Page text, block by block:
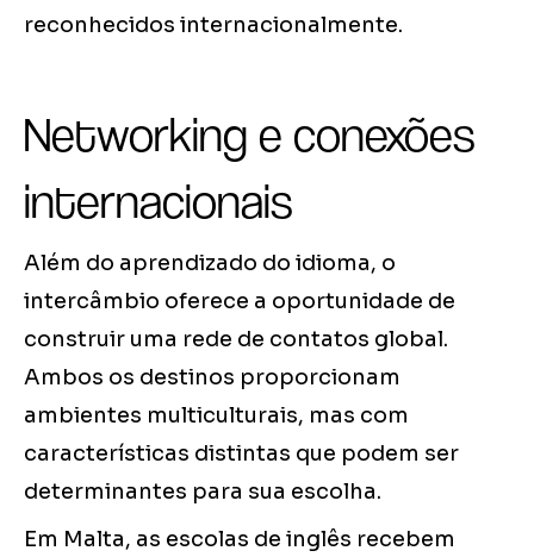
reconhecidos internacionalmente.
Networking e conexões
internacionais
Além do aprendizado do idioma, o
intercâmbio oferece a oportunidade de
construir uma rede de contatos global.
Ambos os destinos proporcionam
ambientes multiculturais, mas com
características distintas que podem ser
determinantes para sua escolha.
Em Malta, as escolas de inglês recebem